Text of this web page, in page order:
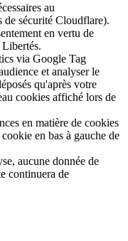
au
de sécurité Cloudflare).
en vertu de
via Google Tag
et analyser le
qu'après votre
cookies affiché lors de
en matière de cookies
en bas à gauche de
aucune donnée de
continuera de